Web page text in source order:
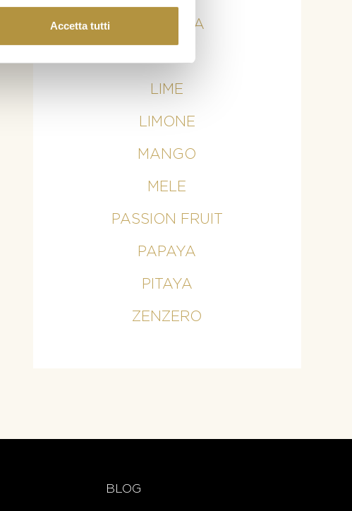
Accetta tutti CURCUMA
LIME
LIMONE
MANGO
MELE
PASSION FRUIT
PAPAYA
PITAYA
ZENZERO
BLOG